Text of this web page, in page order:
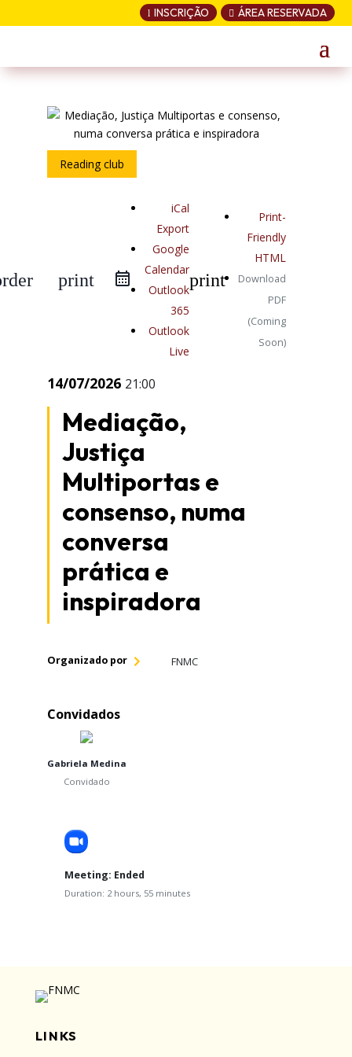
l INSCRIÇÃO  ÁREA RESERVADA
Reading club
print
iCal
Export
Google
Calendar
Outlook
365
Outlook
Live
print
Print-
Friendly
HTML
Download
PDF
(Coming
Soon)
14/07/2026 21:00
Mediação,
Justiça
Multiportas e
consenso, numa
conversa
prática e
inspiradora
Organizado por FNMC
Convidados
Gabriela Medina
Convidado
Meeting: Ended
Duration: 2 hours, 55 minutes
LINKS